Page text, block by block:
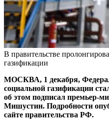
В правительстве
газификации
МОСКВА, 1 декабря,
социальной газификации
об этом подписал премьер-
Мишустин. Подробности
сайте правительства РФ.